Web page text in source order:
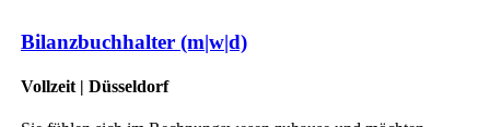
Bilanzbuchhalter (m|w|d)
Vollzeit | Düsseldorf